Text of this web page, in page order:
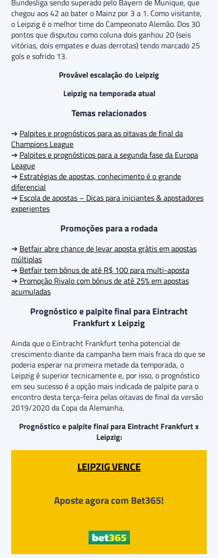
Bundesliga sendo superado pelo Bayern de Munique, que
chegou aos 42 ao bater o Mainz por 3 a 1. Como visitante,
o Leipzig é o melhor time do Campeonato Alemão. Dos 30
pontos que disputou como coluna dois ganhou 20 (seis
vitórias, dois empates e duas derrotas) tendo marcado 25
gols e sofrido 13.
Provável escalação do Leipzig
Leipzig na temporada atual
Temas relacionados
➔ Palpites e prognósticos para as oitavas de final da
Champions League
➔ Palpites e prognósticos para a segunda fase da Europa
League
➔ Estratégias de apostas, conhecimento é o grande
diferencial
➔ Escola de apostas – Dicas para iniciantes & apostadores
experientes
Promoções para a rodada
➔ Betfair abre chance de levar aposta grátis em apostas
múltiplas
➔ Betfair tem bônus de até R$ 100 para multi-aposta
➔ Promoção Rivalo com bônus de até 25% em apostas
acumuladas
Prognóstico e palpite final para Eintracht
Frankfurt x Leipzig
Ainda que o Eintracht Frankfurt tenha potencial de
crescimento diante da campanha bem mais fraca do que se
poderia esperar na primeira metade da temporada, o
Leipzig é superior tecnicamente e, por isso, o prognóstico
em seu sucesso é a opção mais indicada de palpite para o
encontro desta terça-feira pelas oitavas de final da versão
2019/2020 da Copa da Alemanha.
Prognóstico e palpite final para Eintracht Frankfurt x
Leipzig:
LEIPZIG VENCE
Aposte agora com Bet365!